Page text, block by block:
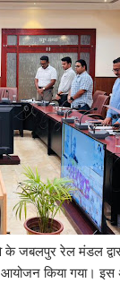
जबलपुर रेल मंडल
आयोजन किया गया।